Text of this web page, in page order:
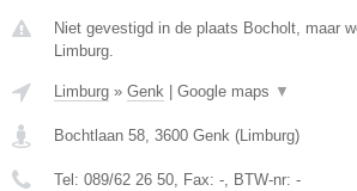
Niet gevestigd in de plaats Bocholt, maar
Limburg.
Limburg » Genk Google maps ▼
Bochtlaan 58, 3600 Genk (Limburg)
Tel: 089/62 26 50, Fax: -, BTW-nr: -